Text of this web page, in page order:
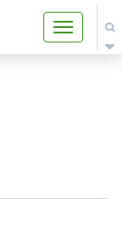
Toggle